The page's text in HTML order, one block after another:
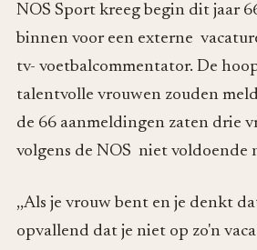
NOS Sport kreeg begin dit jaar
binnen voor een externe
tv- voetbalcommentator. De
talentvolle vrouwen zouden
de 66 aanmeldingen zaten drie
volgens de NOS niet voldoende
,,Als je vrouw bent en je denkt
opvallend dat je niet op zo'n